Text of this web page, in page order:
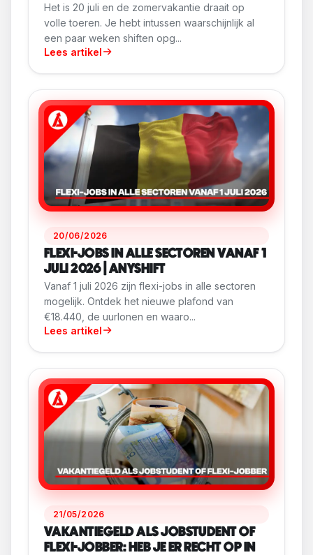
Het is 20 juli en de zomervakantie draait op
volle toeren. Je hebt intussen waarschijnlijk al
een paar weken shiften opg...
Lees artikel
20/06/2026
FLEXI-JOBS IN ALLE SECTOREN VANAF 1
JULI 2026 | ANYSHIFT
Vanaf 1 juli 2026 zijn flexi-jobs in alle sectoren
mogelijk. Ontdek het nieuwe plafond van
€18.440, de uurlonen en waaro...
Lees artikel
21/05/2026
VAKANTIEGELD ALS JOBSTUDENT OF
FLEXI-JOBBER: HEB JE ER RECHT OP IN